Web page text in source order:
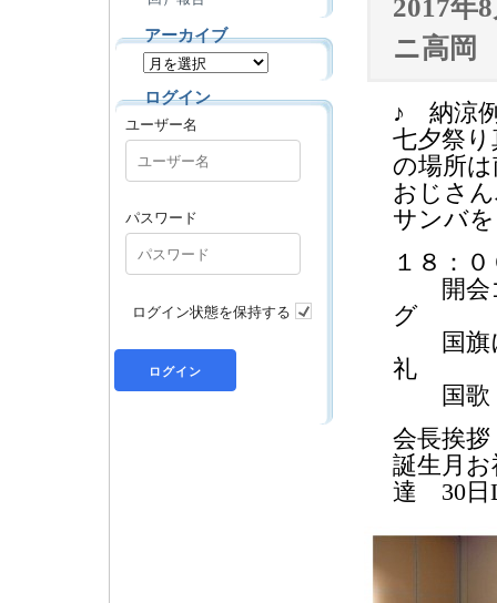
2017年
ニ高岡
♪ 納涼
七夕祭
の場所
おじさ
サンバ
１８：
開会
国旗
国歌・
会長挨拶
誕生月
達 30日
アーカイブ
ログイン
ユーザー名
パスワード
ログイン状態を保持する